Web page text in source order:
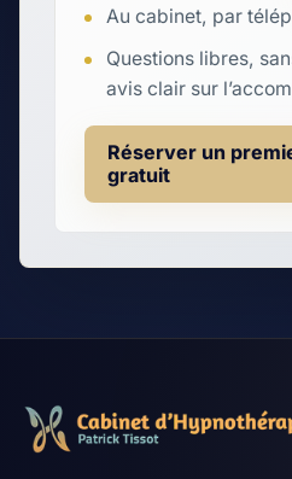
6
Des gestes
Enfant · 7:10 ·
Patrick Tissot
Écouter
7
Au cabinet, par
Questions libres,
avis clair sur
Réserver un
gratuit